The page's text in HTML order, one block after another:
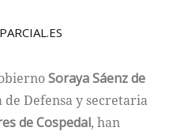
Soraya Sáenz de
Defensa y secretaria
de Cospedal, han